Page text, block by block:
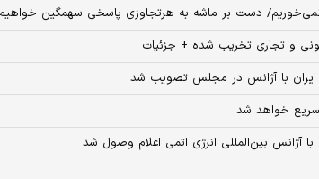
نمی‌خوریم/ دست بر ماشه به هرتجاوزی پاسخی سهمگین
و تجاری تخریب شده + جزئیات
با آژانس در مجلس تصویب شد
تسریع خواهد شد
آژانس بین‌المللی انرژی اتمی اعلام وصول شد